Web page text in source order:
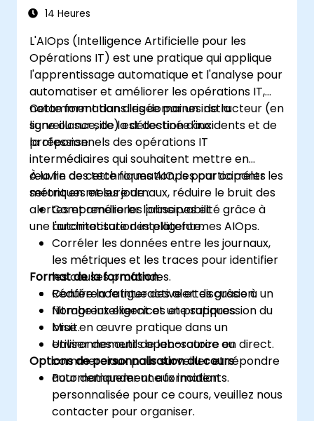
14 Heures
L'AIOps (Intelligence Artificielle pour les
Opérations IT) est une pratique qui applique
l'apprentissage automatique et l'analyse pour
automatiser et améliorer les opérations IT,
notamment dans les domaines de la
surveillance, de la détection d'incidents et de
la réponse.
Cette formation dirigée par un instructeur (en
ligne ou sur site) est destinée aux
professionnels des opérations IT
intermédiaires qui souhaitent mettre en
œuvre des techniques AIOps pour corréler les
métriques et les journaux, réduire le bruit des
alertes et améliorer l'observabilité grâce à
une automatisation intelligente.
À la fin de cette formation, les participants
seront en mesure de :
Comprendre les principes et
l'architecture des plateformes AIOps.
Corréler les données entre les journaux,
les métriques et les traces pour identifier
les causes profondes.
Réduire la fatigue des alertes grâce à un
filtrage intelligent et une suppression du
bruit.
Utiliser des outils open-source ou
commerciaux pour surveiller et répondre
automatiquement aux incidents.
Format de la formation
Conférence interactive et discussion.
Nombreux exercices et pratiques.
Mise en œuvre pratique dans un
environnement de laboratoire en direct.
Options de personnalisation du cours
Pour demander une formation
personnalisée pour ce cours, veuillez nous
contacter pour organiser.